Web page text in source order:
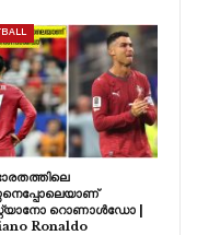
റൊണാൾഡോ |
Ronaldo